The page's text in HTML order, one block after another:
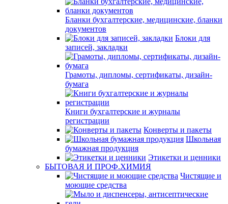
Бланки бухгалтерские, медицинские, бланки
документов
Блоки для
записей, закладки
Грамоты, дипломы, сертификаты, дизайн-
бумага
Книги бухгалтерские и журналы
регистрации
Конверты и пакеты
Школьная
бумажная продукция
Этикетки и ценники
БЫТОВАЯ И ПРОФ.ХИМИЯ
Чистящие и
моющие средства